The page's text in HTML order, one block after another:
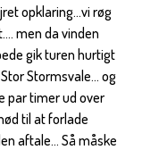
opklaring...vi røg
men da vinden
gik turen hurtigt
Stormsvale... og
par timer ud over
til at forlade
aftale... Så måske